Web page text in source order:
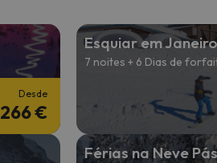
Desde
266 €
Esquiar em
7 noites + 6 Dias de
Férias na Neve